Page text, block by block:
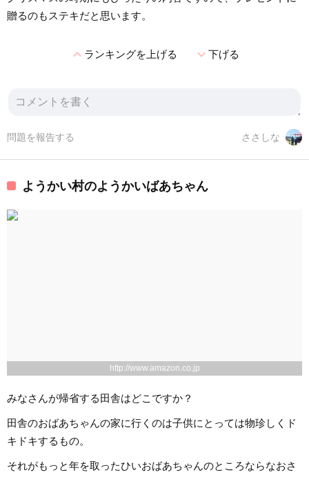
贈るのもステキだと思います。
expand_lessランキングを上げる expand_more下げる
ささしな
問題を報告する
ようかい村のようかいばあちゃん
http://www.amazon.co.jp
みなさんが帰省する田舎はどこですか？
田舎のおばあちゃんの家に行くのは子供にとっては物珍しくド
キドキするもの。
それがもっと年を取ったひいおばあちゃんのところならなおさ